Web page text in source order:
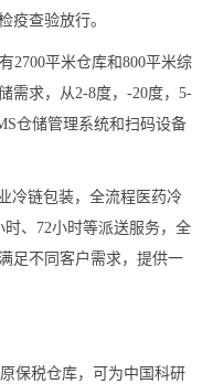
疫查验放行。
2700平米仓库和800平米综
需求，从2-8度，-20度，5-
仓储管理系统和扫码设备
冷链包装，全流程医药冷
、72小时等派送服务，全
足不同客户需求，提供一
保税仓库，可为中国科研